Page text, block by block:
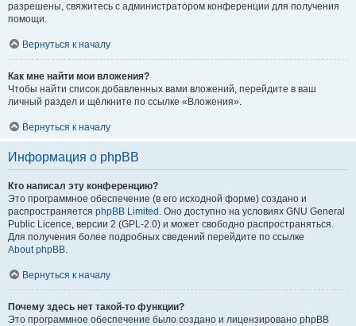
разрешены, свяжитесь с администратором конференции для получения
помощи.
Вернуться к началу
Как мне найти мои вложения?
Чтобы найти список добавленных вами вложений, перейдите в ваш
личный раздел и щёлкните по ссылке «Вложения».
Вернуться к началу
Информация о phpBB
Кто написал эту конференцию?
Это программное обеспечение (в его исходной форме) создано и
распространяется phpBB Limited . Оно доступно на условиях GNU General
Public Licence, версии 2 (GPL-2.0) и может свободно распространяться.
Для получения более подробных сведений перейдите по ссылке
About phpBB.
Вернуться к началу
Почему здесь нет такой-то функции?
Это программное обеспечение было создано и лицензировано phpBB